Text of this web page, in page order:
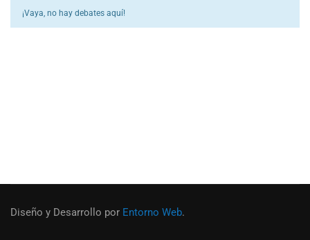
¡Vaya, no hay debates aquí!
Diseño y Desarrollo por Entorno Web.